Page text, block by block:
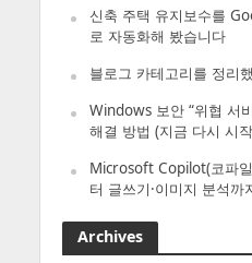
신축 주택 유지보수를
로 자동화해 봤습니다
블로그 카테고리를 정리
Windows 보안 “위협 서
해결 방법 (지금 다시 시
Microsoft Copilot(코파
터 글쓰기·이미지 분석까
Archives